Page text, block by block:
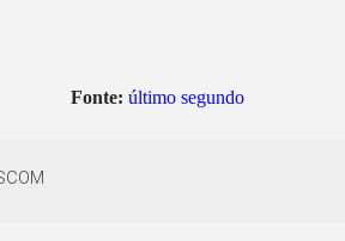
Fonte: último segundo